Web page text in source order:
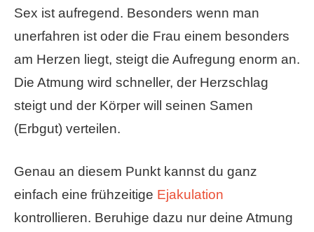
Sex ist aufregend. Besonders wenn man
unerfahren ist oder die Frau einem besonders
am Herzen liegt, steigt die Aufregung enorm an.
Die Atmung wird schneller, der Herzschlag
steigt und der Körper will seinen Samen
(Erbgut) verteilen.
Genau an diesem Punkt kannst du ganz
einfach eine frühzeitige Ejakulation
kontrollieren. Beruhige dazu nur deine Atmung